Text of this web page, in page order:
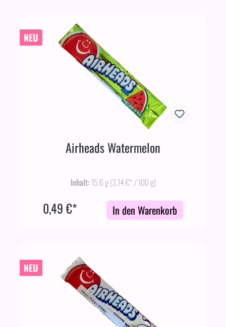
NEU
Airheads Watermelon
Inhalt: 15.6 g(3,14 €* / 100 g)
0,49 €* In den Warenkorb
NEU